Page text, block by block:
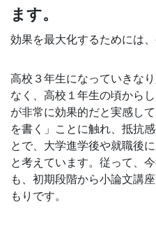
ます。
効果を最大化するためには
高校３年生になっていきな
なく、高校１年生の頃から
が非常に効果的だと実感し
を書く」ことに触れ、抵抗
とで、大学進学後や就職後
と考えています。従って、
も、初期段階から小論文講
もりです。